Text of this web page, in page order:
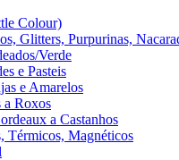
Colour)
Glitters, Purpurinas,
Verde
e Pasteis
e Amarelos
a Roxos
a Castanhos
Térmicos, Magnéticos